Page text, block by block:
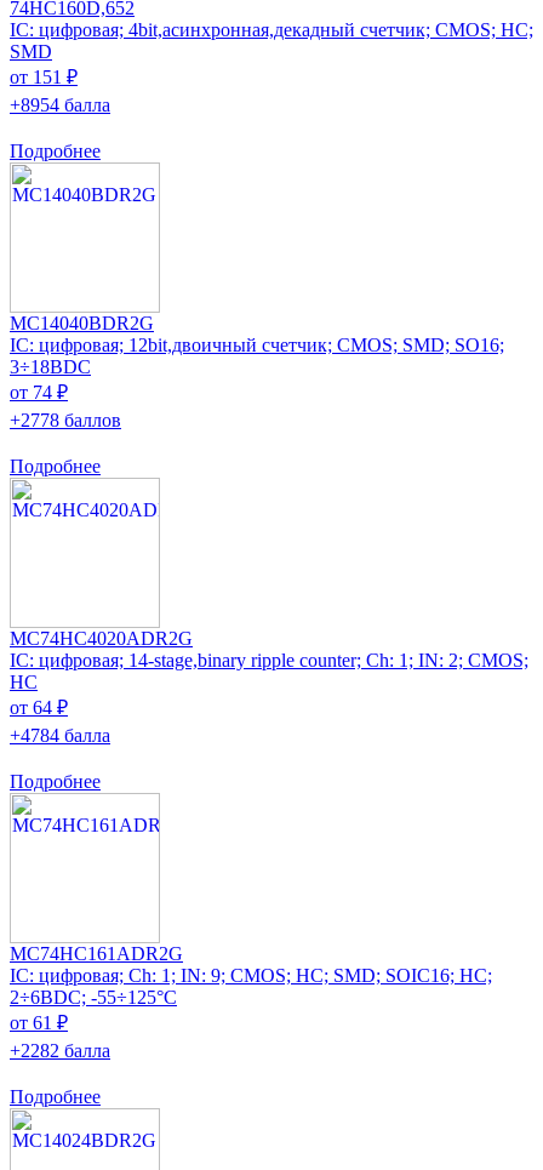
74HC160D,652
IC: цифровая; 4bit,асинхронная,декадный счетчик; CMOS; HC;
SMD
от 151 ₽
+8954 балла
Подробнее
MC14040BDR2G
IC: цифровая; 12bit,двоичный счетчик; CMOS; SMD; SO16;
3÷18ВDC
от 74 ₽
+2778 баллов
Подробнее
MC74HC4020ADR2G
IC: цифровая; 14-stage,binary ripple counter; Ch: 1; IN: 2; CMOS;
HC
от 64 ₽
+4784 балла
Подробнее
MC74HC161ADR2G
IC: цифровая; Ch: 1; IN: 9; CMOS; HC; SMD; SOIC16; HC;
2÷6ВDC; -55÷125°C
от 61 ₽
+2282 балла
Подробнее